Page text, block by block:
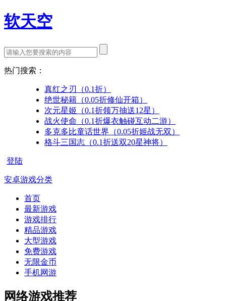
软天空
热门搜索：
真红之刃（0.1折）
绝世秘籍（0.05折修仙开箱）
次元星姬（0.1折领万抽送12星）
战火使命（0.1折爆衣触碰互动二游）
多克多比童话世界（0.05折姬战无双）
格斗三国志（0.1折送双20星神将）
登陆
安卓游戏分类
首页
最新游戏
游戏排行
精品游戏
大型游戏
免费游戏
无限金币
手机网游
网络游戏推荐